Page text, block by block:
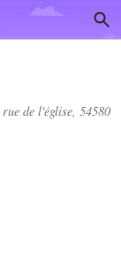
rue de l'église, 54580